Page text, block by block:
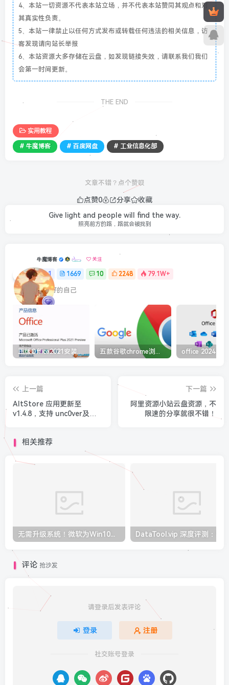
4、本站一切资源不代表本站立场，并不代表本站赞同其观点和对
其真实性负责。
5、本站一律禁止以任何方式发布或转载任何违法的相关信息，访
客发现请向站长举报
6、本站资源大多存储在云盘，如发现链接失效，请联系我们我们
会第一时间更新。
THE END
实用教程
# 牛魔博客 # 百度网盘 # 工业信息化部
文章不错？点个赞呗
点赞0 分享
收藏
Give light and people will find the way.
照亮前方的路，路就会被找到
牛魔博客 关注
1 1669 10 2248 79.1W+
最最好的自己
正版Office2021安装与激活图解教程 利用工具office tool plus 五款谷歌chrome浏览器截图插件工具推荐
上一篇
AltStore 应用更新至
v1.4.8，支持 unc0ver及
下一篇
阿里资源小站云盘资源，不
限速的分享就很不错！
相关推荐
无需升级系统！微软为Win10下发两项新功能：截图和触屏更好用
评论 抢沙发
请登录后发表评论
登录 注册
社交账号登录